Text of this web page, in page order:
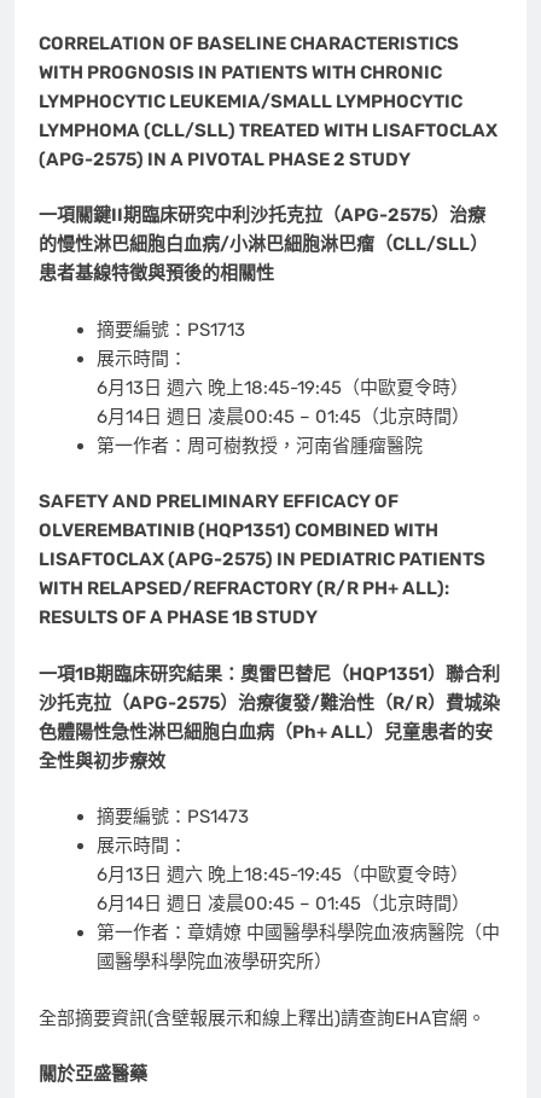
CORRELATION OF BASELINE CHARACTERISTICS
WITH PROGNOSIS IN PATIENTS WITH CHRONIC
LYMPHOCYTIC LEUKEMIA/SMALL LYMPHOCYTIC
LYMPHOMA (CLL/SLL) TREATED WITH LISAFTOCLAX
(APG-2575) IN A PIVOTAL PHASE 2 STUDY
一項關鍵II期臨床研究中利沙托克拉（APG-2575）治療
的慢性淋巴細胞白血病/小淋巴細胞淋巴瘤（CLL/SLL）
患者基線特徵與預後的相關性
摘要編號：PS1713
展示時間：
6月13日 週六 晚上18:45-19:45（中歐夏令時）
6月14日 週日 凌晨00:45 – 01:45（北京時間）
第一作者：周可樹教授，河南省腫瘤醫院
SAFETY AND PRELIMINARY EFFICACY OF
OLVEREMBATINIB (HQP1351) COMBINED WITH
LISAFTOCLAX (APG-2575) IN PEDIATRIC PATIENTS
WITH RELAPSED/REFRACTORY (R/R PH+ ALL):
RESULTS OF A PHASE 1B STUDY
一項1B期臨床研究結果：奧雷巴替尼（HQP1351）聯合利
沙托克拉（APG-2575）治療復發/難治性（R/R）費城染
色體陽性急性淋巴細胞白血病（Ph+ ALL）兒童患者的安
全性與初步療效
摘要編號：PS1473
展示時間：
6月13日 週六 晚上18:45-19:45（中歐夏令時）
6月14日 週日 凌晨00:45 – 01:45（北京時間）
第一作者：章婧嫽 中國醫學科學院血液病醫院（中
國醫學科學院血液學研究所）
全部摘要資訊(含壁報展示和線上釋出)請查詢EHA官網。
關於亞盛醫藥